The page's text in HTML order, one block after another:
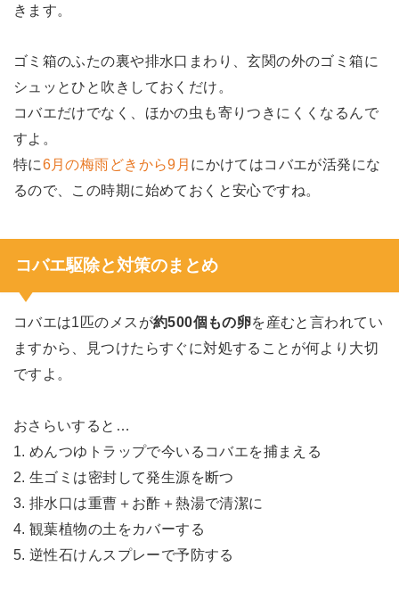
きます。
ゴミ箱のふたの裏や排水口まわり、玄関の外のゴミ箱に
シュッとひと吹きしておくだけ。
コバエだけでなく、ほかの虫も寄りつきにくくなるんで
すよ。
特に6月の梅雨どきから9月 にかけてはコバエが活発にな
るので、この時期に始めておくと安心ですね。
コバエ駆除と対策のまとめ
コバエは1匹のメスが約500個もの卵を産むと言われてい
ますから、見つけたらすぐに対処することが何より大切
ですよ。
おさらいすると…
1. めんつゆトラップで今いるコバエを捕まえる
2. 生ゴミは密封して発生源を断つ
3. 排水口は重曹＋お酢＋熱湯で清潔に
4. 観葉植物の土をカバーする
5. 逆性石けんスプレーで予防する